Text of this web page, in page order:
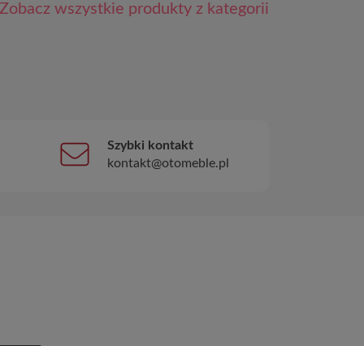
Zobacz wszystkie produkty z kategorii
Szybki kontakt
kontakt@otomeble.pl